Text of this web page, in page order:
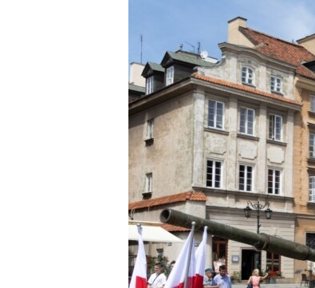
A MÚLT TANULSÁGAI